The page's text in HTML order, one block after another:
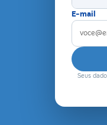
E-mail
Seus